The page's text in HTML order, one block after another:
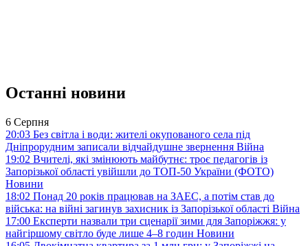
Останні новини
6 Серпня
20:03 Без світла і води: жителі окупованого села під
Дніпрорудним записали відчайдушне звернення Війна
19:02 Вчителі, які змінюють майбутнє: троє педагогів із
Запорізької області увійшли до ТОП-50 України (ФОТО)
Новини
18:02 Понад 20 років працював на ЗАЕС, а потім став до
війська: на війні загинув захисник із Запорізької області Війна
17:00 Експерти назвали три сценарії зими для Запоріжжя: у
найгіршому світло буде лише 4–8 годин Новини